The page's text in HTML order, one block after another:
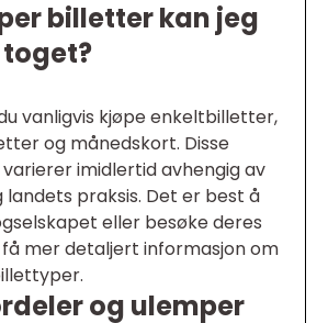
billetter kan jeg
vanligvis kjøpe enkeltbilletter,
og månedskort. Disse
imidlertid avhengig av
landets praksis. Det er best å
eller besøke deres
mer detaljert informasjon om
og ulemper